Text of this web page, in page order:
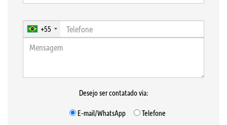
+55
Desejo ser contatado via:
E-mail/WhatsApp
Telefone